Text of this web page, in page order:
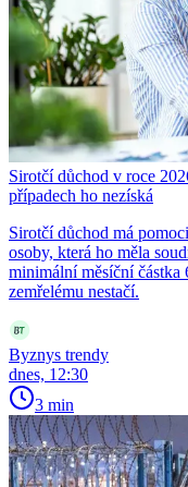
Sirotčí důchod v roce
případech ho nezíská
Sirotčí důchod má
osoby, která ho měla
minimální měsíční částka
zemřelému nestačí.
Byznys trendy
dnes, 12:30
3 min